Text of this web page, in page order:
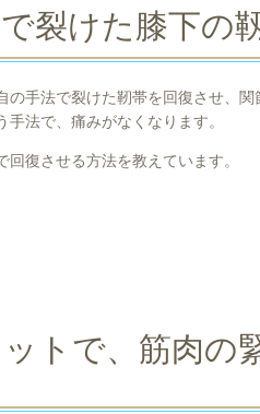
裂けた膝下の
の手法で裂けた靭帯を回復させ、関
法で、痛みがなくなります。
回復させる方法を教えています。
トで、筋肉の